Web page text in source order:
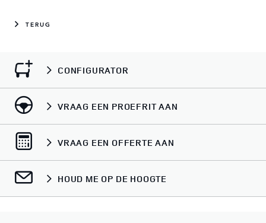
TERUG
CONFIGURATOR
VRAAG EEN PROEFRIT AAN
VRAAG EEN OFFERTE AAN
HOUD ME OP DE HOOGTE